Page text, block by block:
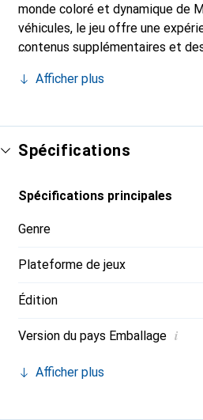
monde coloré et dynamique de
véhicules, le jeu offre une
contenus supplémentaires et
commande intuitive et les
garantissent des heures de
Afficher plus
Spécifications
Spécifications principales
Genre
Plateforme de jeux
Édition
Version du pays Emballage i
Afficher plus